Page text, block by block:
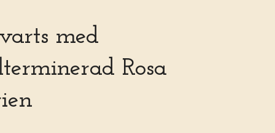
med
Rosa